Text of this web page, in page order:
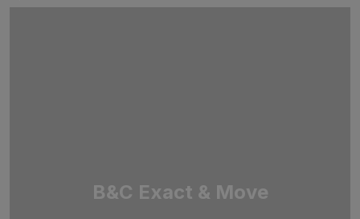
B&C Exact & Move